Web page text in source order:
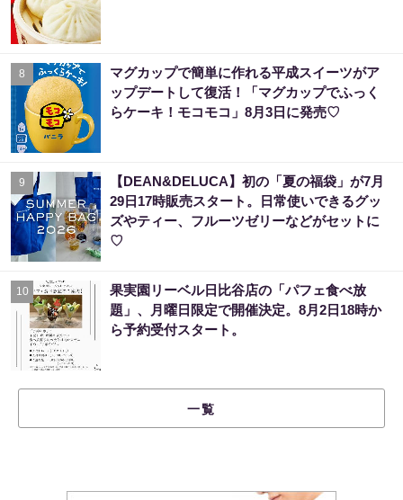
8
マグカップで簡単に作れる平成スイーツがア
ップデートして復活！「マグカップでふっく
らケーキ！モコモコ」8月3日に発売♡
9
【DEAN&DELUCA】初の「夏の福袋」が7月
29日17時販売スタート。日常使いできるグッ
ズやティー、フルーツゼリーなどがセットに
♡
10
果実園リーベル日比谷店の「パフェ食べ放
題」、月曜日限定で開催決定。8月2日18時か
ら予約受付スタート。
一覧